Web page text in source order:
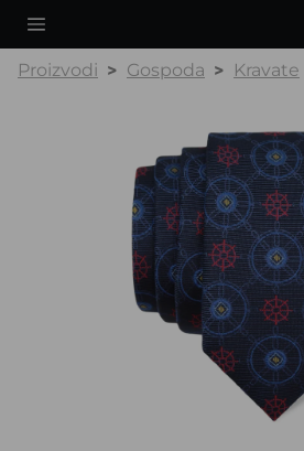
Proizvodi Gospoda Kravate